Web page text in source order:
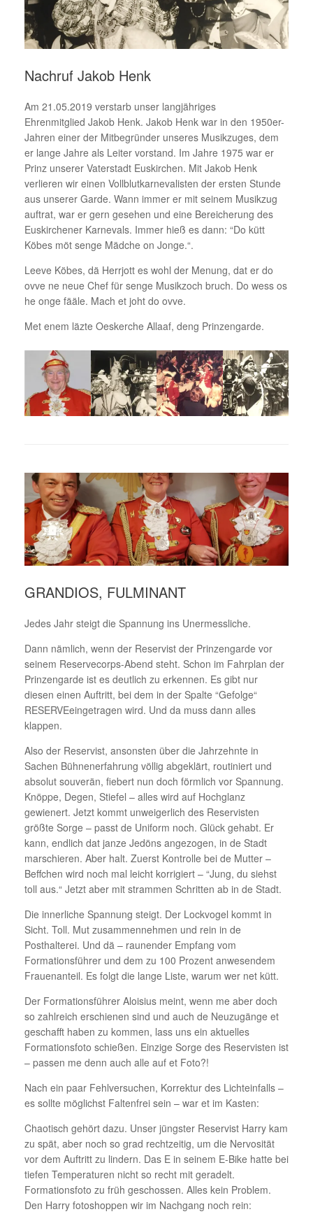
Nachruf Jakob Henk
Am 21.05.2019 verstarb unser langjähriges
Ehrenmitglied Jakob Henk. Jakob Henk war in den 1950er-
Jahren einer der Mitbegründer unseres Musikzuges, dem
er lange Jahre als Leiter vorstand. Im Jahre 1975 war er
Prinz unserer Vaterstadt Euskirchen. Mit Jakob Henk
verlieren wir einen Vollblutkarnevalisten der ersten Stunde
aus unserer Garde. Wann immer er mit seinem Musikzug
auftrat, war er gern gesehen und eine Bereicherung des
Euskirchener Karnevals. Immer hieß es dann: “Do kütt
Köbes möt senge Mädche on Jonge.“.
Leeve Köbes, dä Herrjott es wohl der Menung, dat er do
ovve ne neue Chef für senge Musikzoch bruch. Do wess os
he onge fääle. Mach et joht do ovve.
Met enem läzte Oeskerche Allaaf, deng Prinzengarde.
GRANDIOS, FULMINANT
Jedes Jahr steigt die Spannung ins Unermessliche.
Dann nämlich, wenn der Reservist der Prinzengarde vor
seinem Reservecorps-Abend steht. Schon im Fahrplan der
Prinzengarde ist es deutlich zu erkennen. Es gibt nur
diesen einen Auftritt, bei dem in der Spalte “Gefolge“
RESERVEeingetragen wird. Und da muss dann alles
klappen.
Also der Reservist, ansonsten über die Jahrzehnte in
Sachen Bühnenerfahrung völlig abgeklärt, routiniert und
absolut souverän, fiebert nun doch förmlich vor Spannung.
Knöppe, Degen, Stiefel – alles wird auf Hochglanz
gewienert. Jetzt kommt unweigerlich des Reservisten
größte Sorge – passt de Uniform noch. Glück gehabt. Er
kann, endlich dat janze Jedöns angezogen, in de Stadt
marschieren. Aber halt. Zuerst Kontrolle bei de Mutter –
Beffchen wird noch mal leicht korrigiert – “Jung, du siehst
toll aus.“ Jetzt aber mit strammen Schritten ab in de Stadt.
Die innerliche Spannung steigt. Der Lockvogel kommt in
Sicht. Toll. Mut zusammennehmen und rein in de
Posthalterei. Und dä – raunender Empfang vom
Formationsführer und dem zu 100 Prozent anwesendem
Frauenanteil. Es folgt die lange Liste, warum wer net kütt.
Der Formationsführer Aloisius meint, wenn me aber doch
so zahlreich erschienen sind und auch de Neuzugänge et
geschafft haben zu kommen, lass uns ein aktuelles
Formationsfoto schießen. Einzige Sorge des Reservisten ist
– passen me denn auch alle auf et Foto?!
Nach ein paar Fehlversuchen, Korrektur des Lichteinfalls –
es sollte möglichst Faltenfrei sein – war et im Kasten:
Chaotisch gehört dazu. Unser jüngster Reservist Harry kam
zu spät, aber noch so grad rechtzeitig, um die Nervosität
vor dem Auftritt zu lindern. Das E in seinem E-Bike hatte bei
tiefen Temperaturen nicht so recht mit geradelt.
Formationsfoto zu früh geschossen. Alles kein Problem.
Den Harry fotoshoppen wir im Nachgang noch rein: